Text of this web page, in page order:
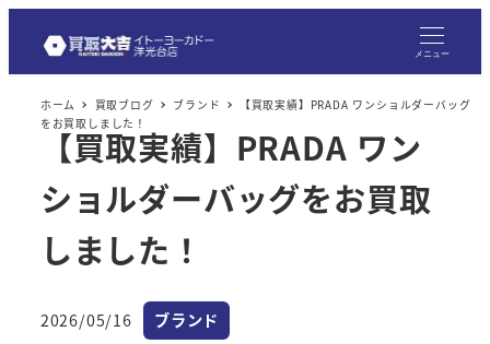
メニュー
ホーム 買取ブログ ブランド
【買取実績】PRADA ワンショルダーバッグ
をお買取しました！
【買取実績】PRADA ワン
ショルダーバッグをお買取
しました！
投稿日
2026/05/16 カテゴリー
ブランド